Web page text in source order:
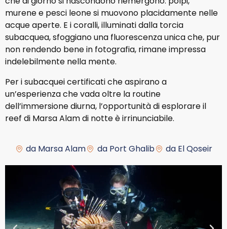
murene e pesci leone si muovono placidamente nelle
acque aperte. E i coralli, illuminati dalla torcia
subacquea, sfoggiano una fluorescenza unica che, pur
non rendendo bene in fotografia, rimane impressa
indelebilmente nella mente.
Per i subacquei certificati che aspirano a
un’esperienza che vada oltre la routine
dell’immersione diurna, l’opportunità di esplorare il
reef di Marsa Alam di notte è irrinunciabile.
da Marsa Alam da Port Ghalib da El Qoseir